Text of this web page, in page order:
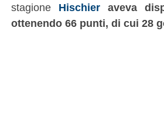
stagione Hischieraveva
ottenendo 66 punti, di cui 28